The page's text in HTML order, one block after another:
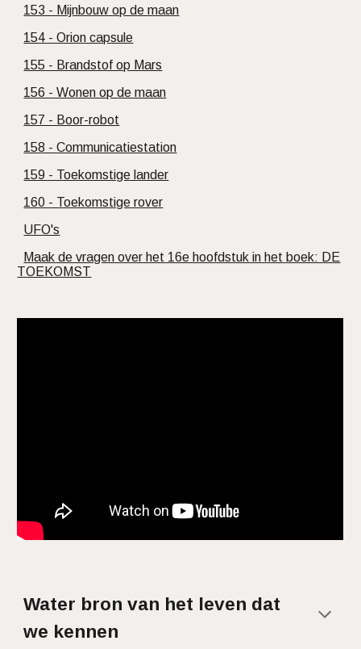
153 - Mijnbouw op de maan
154 - Orion capsule
155 - Brandstof op Mars
156 - Wonen op de maan
157 - Boor-robot
158 - Communicatiestation
159 - Toekomstige lander
160 - Toekomstige rover
UFO's
Maak de vragen over het 16e hoofdstuk in het boek: DE
TOEKOMST
Water bron van het leven dat
we kennen